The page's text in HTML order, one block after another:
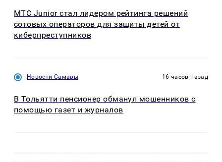
МТС Junior стал лидером рейтинга решений
сотовых операторов для защиты детей от
киберпреступников
Новости Самары 16 часов назад
В Тольятти пенсионер обманул мошенников с
помощью газет и журналов